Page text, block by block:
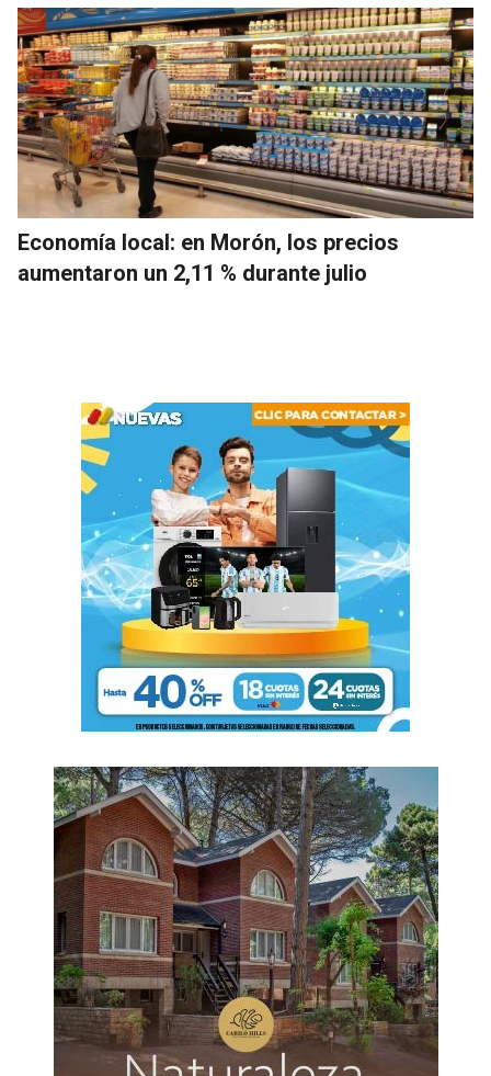
Economía local: en Morón, los precios
aumentaron un 2,11 % durante julio